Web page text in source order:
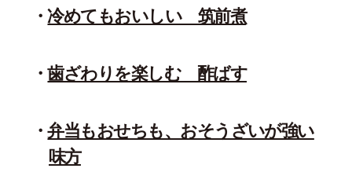
冷めてもおいしい 筑前煮
歯ざわりを楽しむ 酢ばす
弁当もおせちも、おそうざいが強い
味方